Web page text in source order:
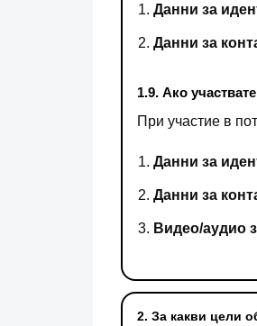
Данни за
Данни за
1.9. Ако
При участие в
Данни за
Данни за
Видео/аудио
2. За какви цели